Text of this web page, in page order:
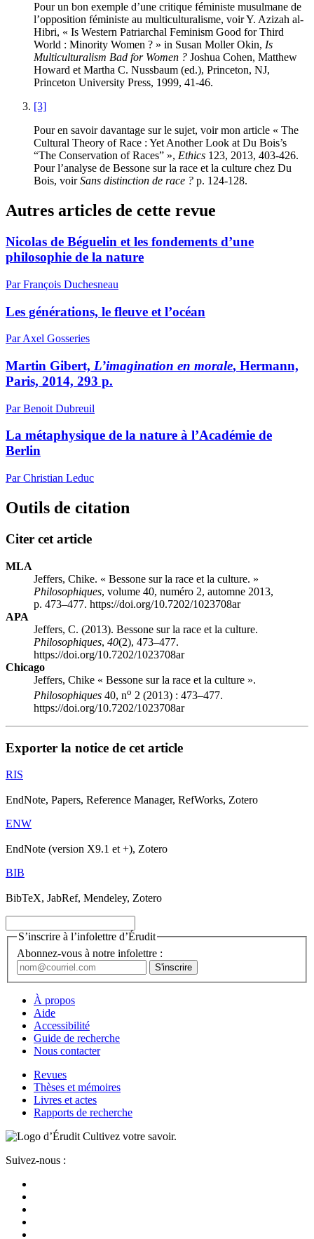
Pour un bon exemple d’une critique féministe musulmane de
l’opposition féministe au multiculturalisme, voir Y. Azizah al-
Hibri, « Is Western Patriarchal Feminism Good for Third
World : Minority Women ? » in Susan Moller Okin, Is
Multiculturalism Bad for Women ? Joshua Cohen, Matthew
Howard et Martha C. Nussbaum (ed.), Princeton, NJ,
Princeton University Press, 1999, 41-46.
[3]
Pour en savoir davantage sur le sujet, voir mon article « The
Cultural Theory of Race : Yet Another Look at Du Bois’s
“The Conservation of Races” », Ethics 123, 2013, 403-426.
Pour l’analyse de Bessone sur la race et la culture chez Du
Bois, voirSans distinction de race ? p. 124-128.
Autres articles de cette revue
Nicolas de Béguelin et les fondements d’une
philosophie de la nature
Par François Duchesneau
Les générations, le fleuve et l’océan
Par Axel Gosseries
Martin Gibert, L’imagination en morale, Hermann,
Paris, 2014, 293 p.
Par Benoit Dubreuil
La métaphysique de la nature à l’Académie de
Berlin
Par Christian Leduc
Outils de citation
Citer cet article
MLA
Jeffers, Chike. « Bessone sur la race et la culture. »
Philosophiques, volume 40, numéro 2, automne 2013,
p. 473–477. https://doi.org/10.7202/1023708ar
APA
Jeffers, C. (2013). Bessone sur la race et la culture.
Philosophiques, 40(2), 473–477.
https://doi.org/10.7202/1023708ar
Chicago
Jeffers, Chike « Bessone sur la race et la culture ».
Philosophiques 40, no 2 (2013) : 473–477.
https://doi.org/10.7202/1023708ar
Exporter la notice de cet article
RIS
EndNote, Papers, Reference Manager, RefWorks, Zotero
ENW
EndNote (version X9.1 et +), Zotero
BIB
BibTeX, JabRef, Mendeley, Zotero
S’inscrire à l’infolettre d’Érudit
Abonnez-vous à notre infolettre :
À propos
Aide
Accessibilité
Guide de recherche
Nous contacter
Revues
Thèses et mémoires
Livres et actes
Rapports de recherche
Cultivez votre savoir.
Suivez-nous :